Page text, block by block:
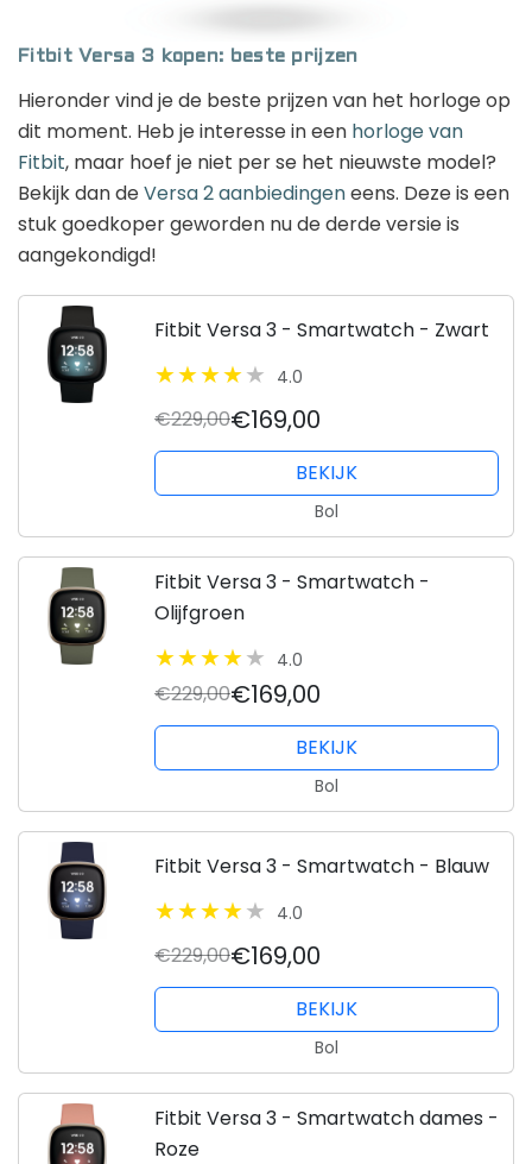
Fitbit Versa 3 kopen: beste prijzen
Hieronder vind je de beste prijzen van het horloge op
dit moment. Heb je interesse in een horloge van
Fitbit, maar hoef je niet per se het nieuwste model?
Bekijk dan deVersa 2 aanbiedingeneens. Deze is een
stuk goedkoper geworden nu de derde versie is
aangekondigd!
Fitbit Versa 3 - Smartwatch - Zwart
4.0
€229,00€169,00
BEKIJK
Bol
Fitbit Versa 3 - Smartwatch -
Olijfgroen
4.0
€229,00€169,00
BEKIJK
Bol
Fitbit Versa 3 - Smartwatch - Blauw
4.0
€229,00€169,00
BEKIJK
Bol
Fitbit Versa 3 - Smartwatch dames -
Roze